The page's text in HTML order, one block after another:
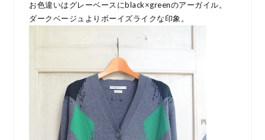
お色違いはグレーベースにblack×greenのアーガイル。
ダークベージュよりボーイズライクな印象。